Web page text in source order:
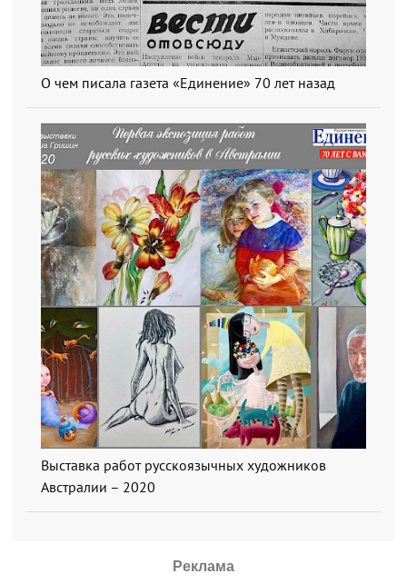
О чем писала газета «Единение» 70 лет назад
Выставка работ русскоязычных художников
Австралии – 2020
Реклама